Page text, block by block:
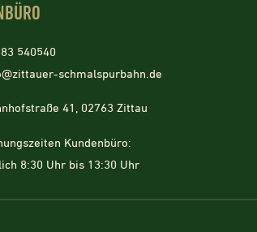
540540
schmalspurbahn.de
41, 02763 Zittau
Kundenbüro:
8:30 Uhr bis 13:30 Uhr